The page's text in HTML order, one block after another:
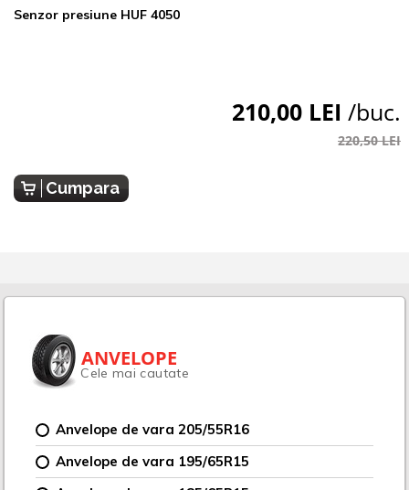
Senzor presiune HUF 4050
210,00 LEI /buc.
220,50 LEI
Cumpara
ANVELOPE
Cele mai cautate
Anvelope de vara 205/55R16
Anvelope de vara 195/65R15